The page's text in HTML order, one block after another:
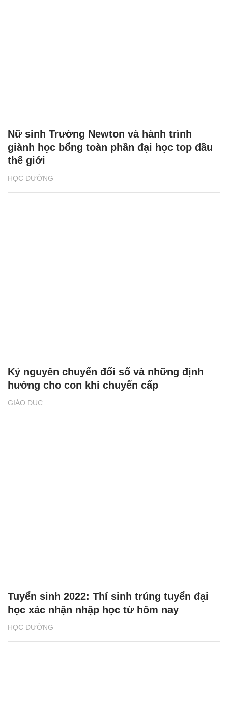
HỌC ĐƯỜNG
Nữ sinh Trường Newton và hành trình
giành học bổng toàn phần đại học top đầu
thế giới
GIÁO DỤC
Kỷ nguyên chuyển đổi số và những định
hướng cho con khi chuyển cấp
HỌC ĐƯỜNG
Tuyển sinh 2022: Thí sinh trúng tuyển đại
học xác nhận nhập học từ hôm nay